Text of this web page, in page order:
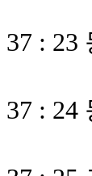
37 : 23
37 : 24